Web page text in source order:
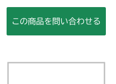
この商品を問い合わせる